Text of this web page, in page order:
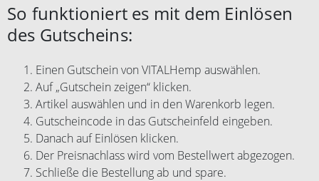
So funktioniert es mit dem Einlösen
des Gutscheins:
Einen Gutschein von VITALHemp auswählen.
Auf „Gutschein zeigen“ klicken.
Artikel auswählen und in den Warenkorb legen.
Gutscheincode in das Gutscheinfeld eingeben.
Danach auf Einlösen klicken.
Der Preisnachlass wird vom Bestellwert abgezogen.
Schließe die Bestellung ab und spare.